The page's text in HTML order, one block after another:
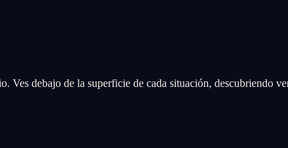
Ves debajo de la superficie de cada situación, descubriendo